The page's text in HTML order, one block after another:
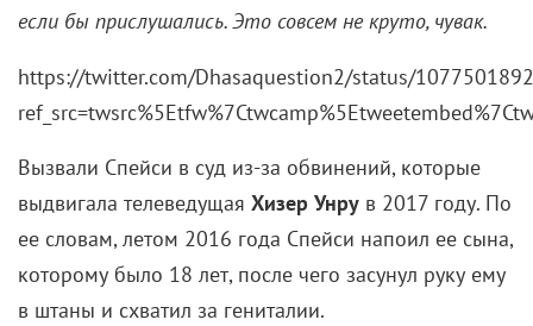
если бы прислушались. Это совсем не круто, чувак.
https://twitter.com/Dhasaquestion2/status/
Вызвали Спейси в суд из-за обвинений, которые
выдвигала телеведущая Хизер Унру в 2017 году. По
ее словам, летом 2016 года Спейси напоил ее сына,
которому было 18 лет, после чего засунул руку ему
в штаны и схватил за гениталии.